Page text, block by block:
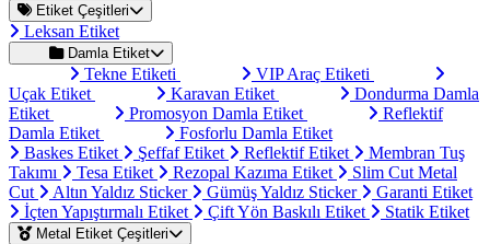
Etiket Çeşitleri
Leksan Etiket
Damla Etiket
Tekne Etiketi
VIP Araç Etiketi
Uçak Etiket
Karavan Etiket
Dondurma Damla
Etiket
Promosyon Damla Etiket
Reflektif
Damla Etiket
Fosforlu Damla Etiket
Baskes Etiket
Şeffaf Etiket Reflektif Etiket
Membran Tuş
Takımı
Tesa Etiket Rezopal Kazıma Etiket
Slim Cut Metal
Cut
Altın Yaldız Sticker Gümüş Yaldız Sticker
Garanti Etiket
İçten Yapıştırmalı Etiket
Çift Yön Baskılı Etiket Statik Etiket
Metal Etiket Çeşitleri